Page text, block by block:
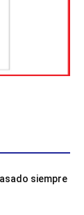
siempre